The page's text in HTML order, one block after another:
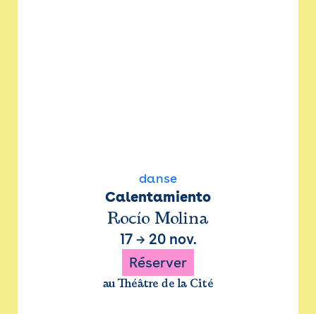
danse
Calentamiento
Rocío Molina
17→ 20 nov.
Réserver
au Théâtre de la Cité